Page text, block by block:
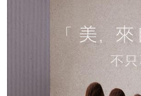
１．透過由恩沛科技股份有限公
易，需依本服務之必要範圍內提
權轉讓予恩沛科技股份有限公司
２．關於個人資料處理事宜，請
https://aftee.tw/terms/#terms3
３．未成年的使用者請事先徵得
「AFTEE先享後付」，若未經同
每筆NT$90，滿NT$599(含以